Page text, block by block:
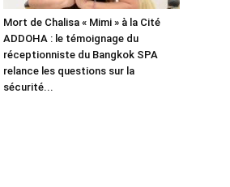
Mort de Chalisa « Mimi » à la Cité
ADDOHA : le témoignage du
réceptionniste du Bangkok SPA
relance les questions sur la
sécurité...